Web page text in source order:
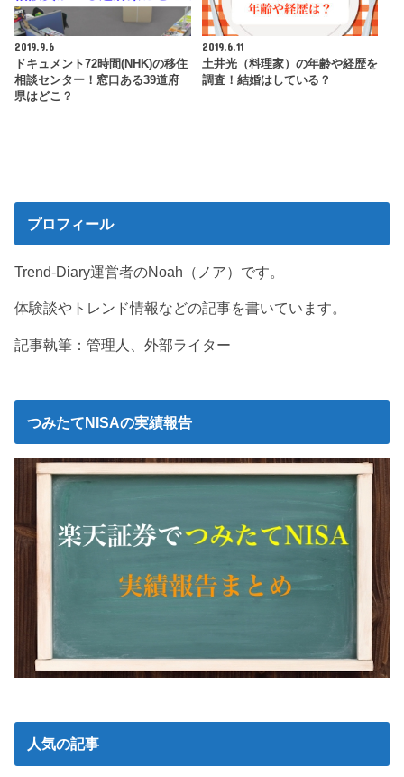
2019.9.6
ドキュメント72時間(NHK)の移住
相談センター！窓口ある39道府
県はどこ？
2019.6.11
土井光（料理家）の年齢や経歴を
調査！結婚はしている？
プロフィール
Trend-Diary運営者のNoah（ノア）です。
体験談やトレンド情報などの記事を書いています。
記事執筆：管理人、外部ライター
つみたてNISAの実績報告
人気の記事